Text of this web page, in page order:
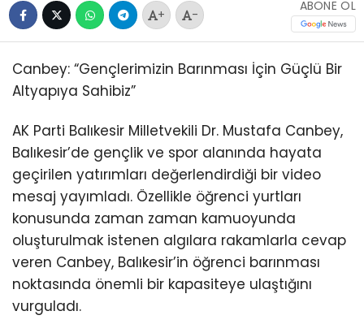
+ -
ABONE OL
Canbey: “Gençlerimizin Barınması İçin Güçlü Bir
Altyapıya Sahibiz”
AK Parti Balıkesir Milletvekili Dr. Mustafa Canbey,
Balıkesir’de gençlik ve spor alanında hayata
geçirilen yatırımları değerlendirdiği bir video
mesaj yayımladı. Özellikle öğrenci yurtları
konusunda zaman zaman kamuoyunda
oluşturulmak istenen algılara rakamlarla cevap
veren Canbey, Balıkesir’in öğrenci barınması
noktasında önemli bir kapasiteye ulaştığını
vurguladı.